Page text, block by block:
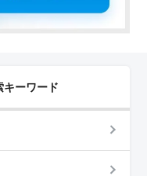
キーワード